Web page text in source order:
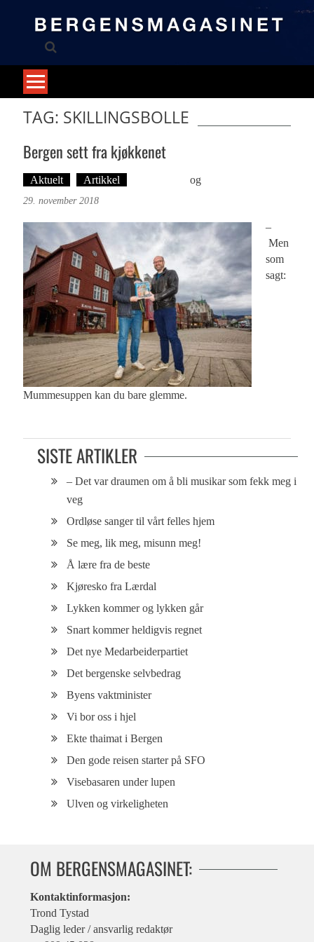
TAG: SKILLINGSBOLLE
Bergen sett fra kjøkkenet
Aktuelt Artikkel og
29. november 2018
–
Men
som
sagt:
Mummesuppen kan du bare glemme.
SISTE ARTIKLER
– Det var draumen om å bli musikar som fekk meg i
veg
Ordløse sanger til vårt felles hjem
Se meg, lik meg, misunn meg!
Å lære fra de beste
Kjøresko fra Lærdal
Lykken kommer og lykken går
Snart kommer heldigvis regnet
Det nye Medarbeiderpartiet
Det bergenske selvbedrag
Byens vaktminister
Vi bor oss i hjel
Ekte thaimat i Bergen
Den gode reisen starter på SFO
Visebasaren under lupen
Ulven og virkeligheten
OM BERGENSMAGASINET:
Kontaktinformasjon:
Trond Tystad
Daglig leder / ansvarlig redaktør